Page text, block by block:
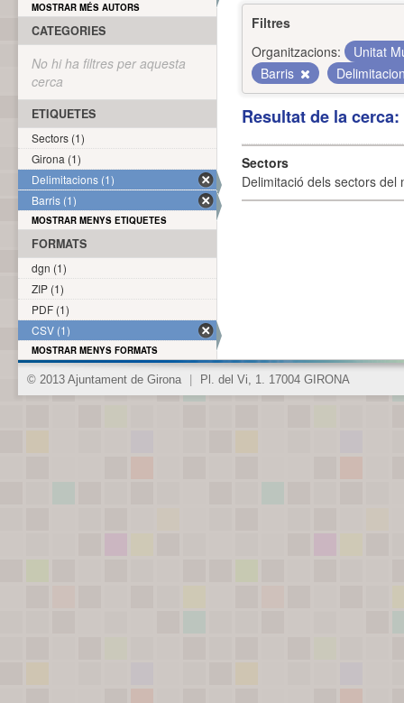
Filtres
Organitzacions:
Unitat
Barris
Resultat de la
Sectors
Delimitació dels sectors del
MOSTRAR MÉS AUTORS
CATEGORIES
No hi ha filtres per aquesta
cerca
ETIQUETES
Sectors (1)
Girona (1)
Delimitacions (1)
Barris (1)
MOSTRAR MENYS ETIQUETES
FORMATS
dgn (1)
ZIP (1)
PDF (1)
CSV (1)
MOSTRAR MENYS FORMATS
© 2013 Ajuntament de Girona Pl. del Vi, 1. 17004 GIRONA